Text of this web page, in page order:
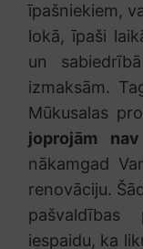
īpašniekiem,
lokā, īpaši
un
izmaksām.
Mūkusalas
joprojām
nākamgad
renovāciju.
iespaidu, ka